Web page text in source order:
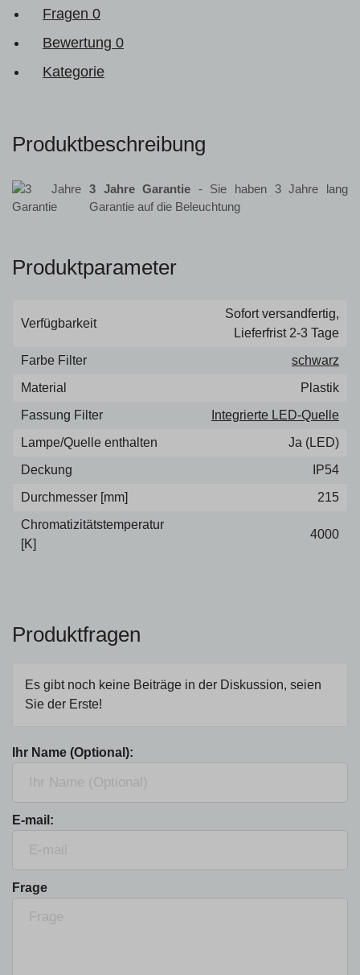
Fragen 0
Bewertung 0
Kategorie
Produktbeschreibung
3 Jahre Garantie - Sie haben 3 Jahre lang
Garantie auf die Beleuchtung
Produktparameter
Verfügbarkeit
Sofort versandfertig,
Lieferfrist 2-3 Tage
Farbe Filter
schwarz
Material
Plastik
Fassung Filter
Integrierte LED-Quelle
Lampe/Quelle enthalten
Ja (LED)
Deckung
IP54
Durchmesser [mm]
215
Chromatizitätstemperatur
[K]
4000
Produktfragen
Es gibt noch keine Beiträge in der Diskussion, seien
Sie der Erste!
Ihr Name (Optional):
E-mail:
Frage